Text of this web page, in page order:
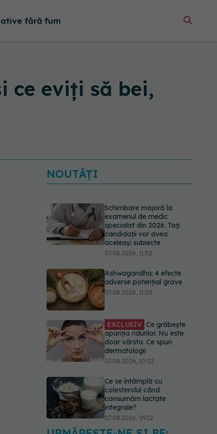
fără fum
ce eviți să bei,
NOUTĂȚI
Schimbare majoră la
examenul de medic
specialist din 2026. Toți
candidații vor avea
aceleași subiecte
07.08.2026, 11:52
Ashwagandha: 4 efecte
adverse potențial grave
07.08.2026, 11:03
EXCLUSIV Ce grăbește
apariția ridurilor. Nu este
doar vârsta. Ce spun
dermatologii
07.08.2026, 10:02
Ce se întâmplă cu
colesterolul când
consumăm lactate
integrale?
07.08.2026, 09:12